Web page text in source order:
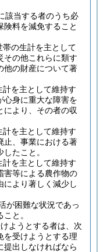
該当する者のうち必
料を減免すること
の生計を主として
その他これらに類す
他の財産について著
を主として維持す
心身に重大な障害を
により、その者の収
を主として維持す
止、事業における著
たこと。
を主として維持す
害等による農作物の
により著しく減少し
が困難な状況であっ
と。
ようとする者は、次
を受けようとする理
提出しなければなら